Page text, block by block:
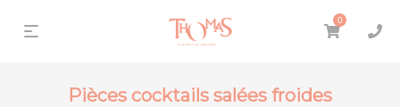
0
Pièces cocktails salées froides